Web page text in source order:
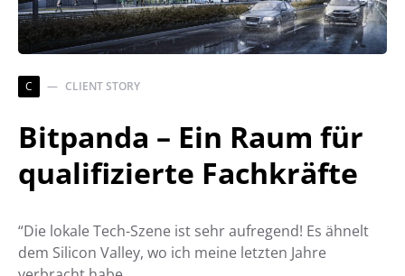
C CLIENT STORY
Bitpanda – Ein Raum für
qualifizierte Fachkräfte
“Die lokale Tech-Szene ist sehr aufregend! Es ähnelt
dem Silicon Valley, wo ich meine letzten Jahre